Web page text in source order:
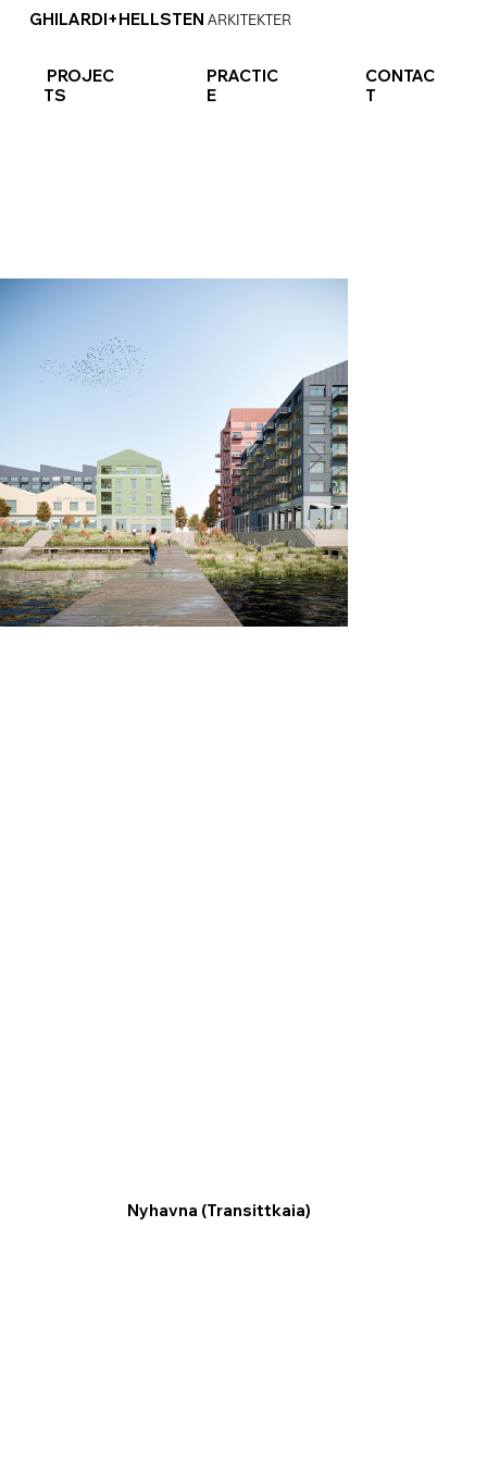
GHILARDI+HELLSTEN ARKITEKTER
PROJEC
TS
PRACTIC
E
CONTAC
T
Nyhavna (Transittkaia)